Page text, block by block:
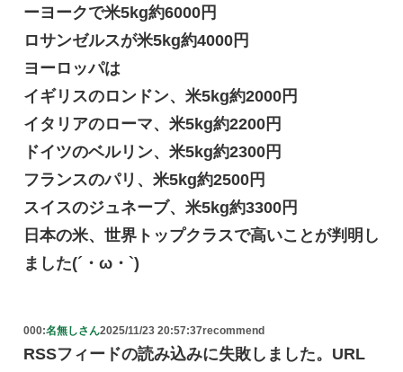
ーヨークで米5kg約6000円
ロサンゼルスが米5kg約4000円
ヨーロッパは
イギリスのロンドン、米5kg約2000円
イタリアのローマ、米5kg約2200円
ドイツのベルリン、米5kg約2300円
フランスのパリ、米5kg約2500円
スイスのジュネーブ、米5kg約3300円
日本の米、世界トップクラスで高いことが判明し
ました(´・ω・`)
000:名無しさん2025/11/23 20:57:37recommend
RSSフィードの読み込みに失敗しました。URL